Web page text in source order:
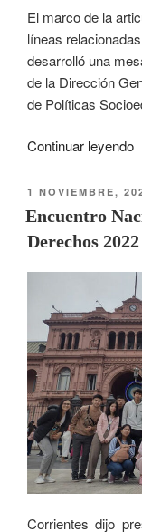
El marco de la
líneas
desarrolló una
de la Dirección
de Políticas
Continuar leyendo
1 NOVIEMBRE,
Encuentro
Derechos 2022
Corrientes dijo